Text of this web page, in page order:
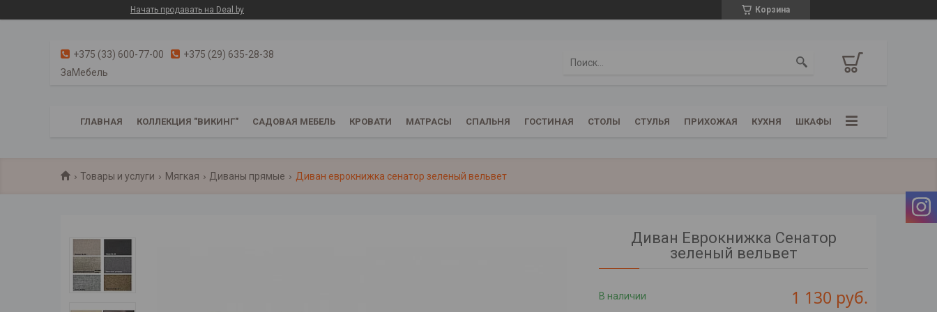
Начать продавать на Deal.by Корзина
+375 (33) 600-77-00
+375 (29) 635-28-38
ЗаМебель
ГЛАВНАЯ КОЛЛЕКЦИЯ "ВИКИНГ" САДОВАЯ МЕБЕЛЬ КРОВАТИ МАТРАСЫ СПАЛЬНЯ ГОСТИНАЯ СТОЛЫ СТУЛЬЯ ПРИХОЖАЯ КУХНЯ ШКАФЫ
Товары и услуги Мягкая Диваны прямые Диван еврокнижка сенатор зеленый вельвет
Диван Еврокнижка Сенатор
зеленый вельвет
В наличии 1 130 руб.